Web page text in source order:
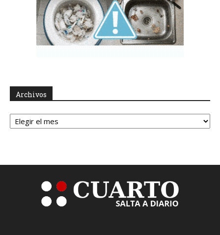
Archivos
Archivos